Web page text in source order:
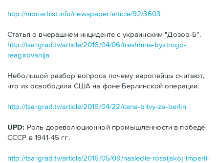
http://monarhist.info/newspaper/article/92/3603
Статья о вчерашнем инциденте с украинским "Дозор-Б".
http://tsargrad.tv/article/2016/04/06/treshhina-bystrogo-
reagirovanija
Небольшой разбор вопроса почему европейцы считают,
что их освободили США на фоне Берлинской операции.
http://tsargrad.tv/article/2016/04/22/cena-bitvy-za-berlin
UPD: Роль дореволюционной промышленности в победе
СССР в 1941-45 гг.
http://tsargrad.tv/article/2016/05/09/nasledie-rossijskoj-imperii-